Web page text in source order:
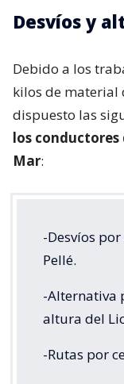
Desvíos y
Debido a los
kilos de material
dispuesto las
los conductores
Mar:
-Desvíos
Pellé.
-Alternativa
altura del
-Rutas por